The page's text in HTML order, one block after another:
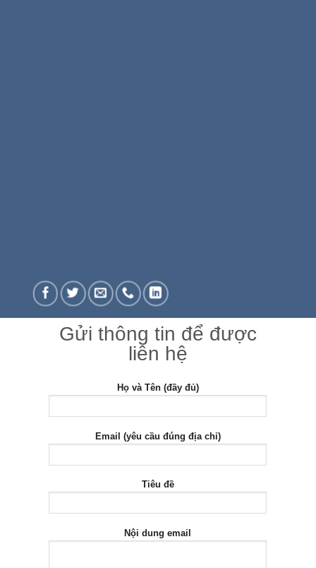
Gửi thông tin để được
liên hệ
Họ và Tên (đầy đủ)
Email (yêu cầu đúng địa chỉ)
Tiêu đề
Nội dung email